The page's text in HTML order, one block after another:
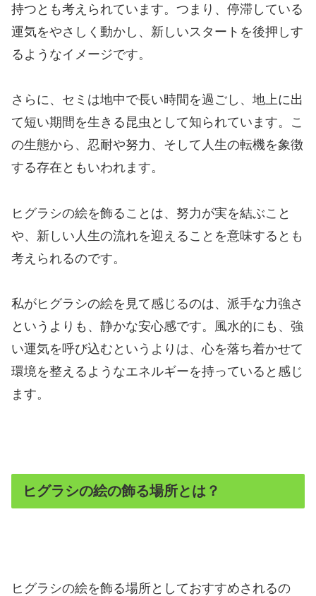
持つとも考えられています。つまり、停滞している
運気をやさしく動かし、新しいスタートを後押しす
るようなイメージです。
さらに、セミは地中で長い時間を過ごし、地上に出
て短い期間を生きる昆虫として知られています。こ
の生態から、忍耐や努力、そして人生の転機を象徴
する存在ともいわれます。
ヒグラシの絵を飾ることは、努力が実を結ぶこと
や、新しい人生の流れを迎えることを意味するとも
考えられるのです。
私がヒグラシの絵を見て感じるのは、派手な力強さ
というよりも、静かな安心感です。風水的にも、強
い運気を呼び込むというよりは、心を落ち着かせて
環境を整えるようなエネルギーを持っていると感じ
ます。
ヒグラシの絵の飾る場所とは？
ヒグラシの絵を飾る場所としておすすめされるの